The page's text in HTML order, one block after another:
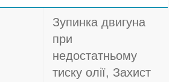
Зупинка двигуна
при
недостатньому
тиску олії, Захист